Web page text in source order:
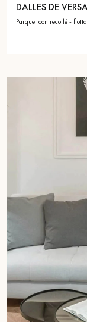
DALLES DE
parquet contrecollé -